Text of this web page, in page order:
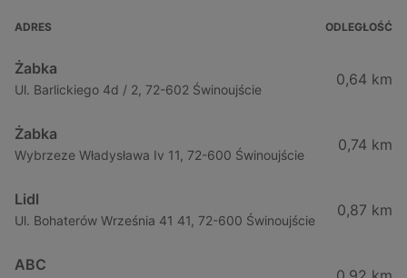
ADRES ODLEGŁOŚĆ
Żabka
Ul. Barlickiego 4d / 2, 72-602 Świnoujście
0,64 km
Żabka
Wybrzeze Władysława Iv 11, 72-600 Świnoujście
0,74 km
Lidl
Ul. Bohaterów Września 41 41, 72-600 Świnoujście
0,87 km
ABC